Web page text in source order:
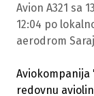
Avion A321 sa
12:04 po
aerodrom
Aviokompanija
redovnu